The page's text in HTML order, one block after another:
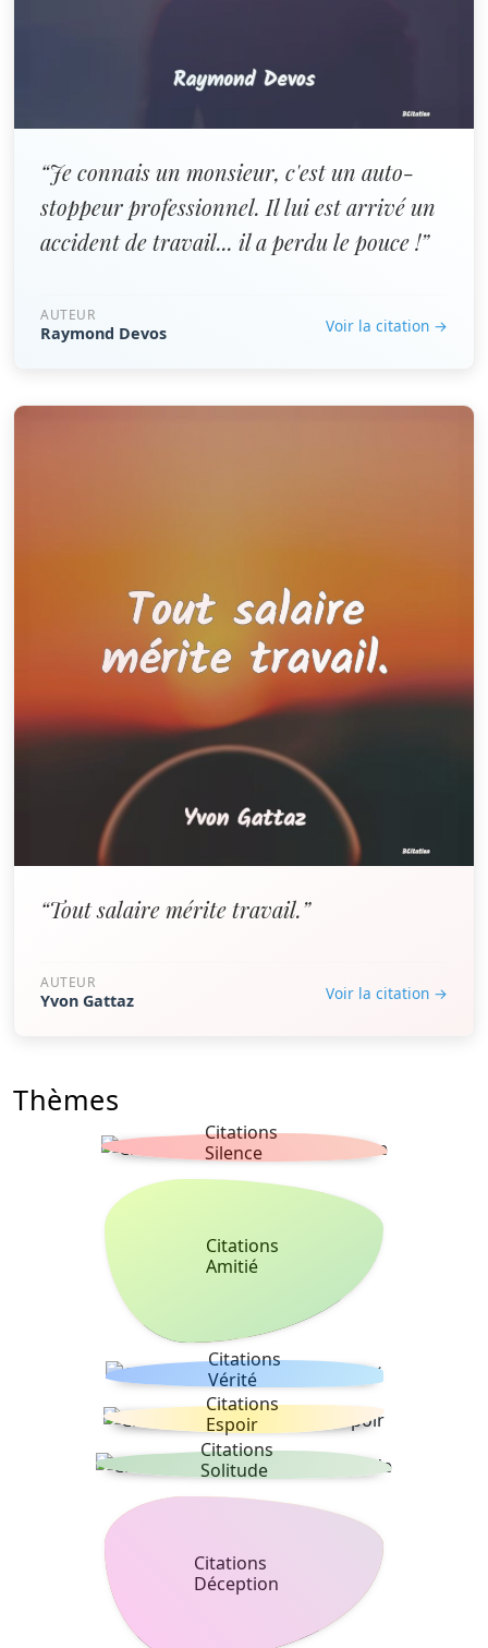
“Je connais un monsieur, c'est un auto-
stoppeur professionnel. Il lui est arrivé un
accident de travail... il a perdu le pouce !”
AUTEUR
Raymond Devos Voir la citation →
“Tout salaire mérite travail.”
AUTEUR
Yvon Gattaz Voir la citation →
Thèmes
Citations
Silence
Citations
Amitié
Citations
Vérité
Citations
Espoir
Citations
Solitude
Citations
Déception